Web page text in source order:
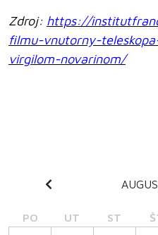
Zdroj: https://
filmu-vnutorny-
virgilom-novarinom/
PO UT ST